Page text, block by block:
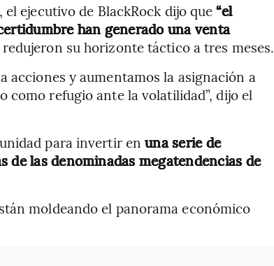
ejecutivo de BlackRock dijo que“el
han generado una venta
su horizonte táctico a tres meses.
acciones y aumentamos la asignación a
como refugio ante la volatilidad”, dijo el
para invertir enuna serie de
de las denominadas megatendencias de
moldeando el panorama económico